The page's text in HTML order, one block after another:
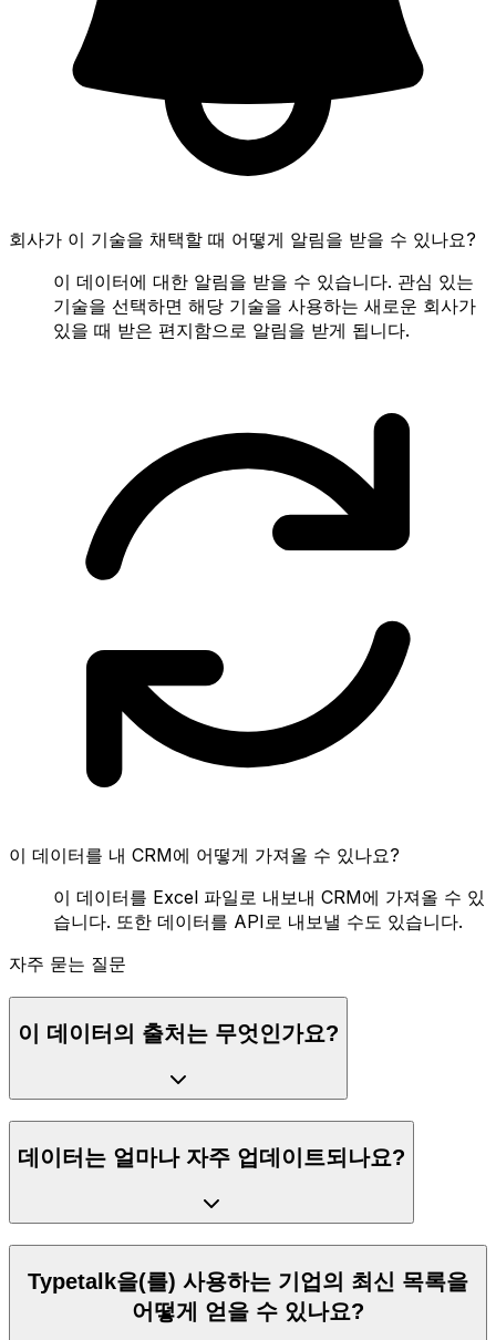
회사가 이 기술을 채택할 때 어떻게 알림을 받을 수 있나요?
이 데이터에 대한 알림을 받을 수 있습니다. 관심 있는
기술을 선택하면 해당 기술을 사용하는 새로운 회사가
있을 때 받은 편지함으로 알림을 받게 됩니다.
이 데이터를 내 CRM에 어떻게 가져올 수 있나요?
이 데이터를 Excel 파일로 내보내 CRM에 가져올 수 있
습니다. 또한 데이터를 API로 내보낼 수도 있습니다.
자주 묻는 질문
이 데이터의 출처는 무엇인가요?
데이터는 얼마나 자주 업데이트되나요?
Typetalk을(를) 사용하는 기업의 최신 목록을
어떻게 얻을 수 있나요?